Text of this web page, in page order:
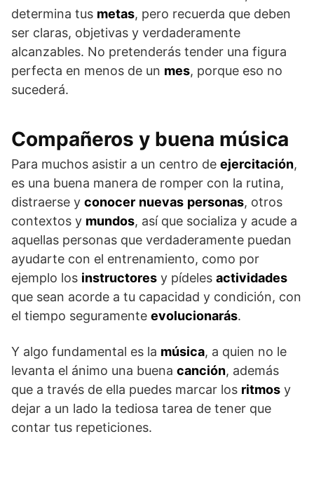
determina tus metas, pero recuerda que deben
ser claras, objetivas y verdaderamente
alcanzables. No pretenderás tender una figura
perfecta en menos de un mes, porque eso no
sucederá.
Compañeros y buena música
Para muchos asistir a un centro de ejercitación,
es una buena manera de romper con la rutina,
distraerse y conocer nuevas personas, otros
contextos y mundos, así que socializa y acude a
aquellas personas que verdaderamente puedan
ayudarte con el entrenamiento, como por
ejemplo los instructores y pídeles actividades
que sean acorde a tu capacidad y condición, con
el tiempo seguramente evolucionarás.
Y algo fundamental es la música, a quien no le
levanta el ánimo una buena canción, además
que a través de ella puedes marcar los ritmos y
dejar a un lado la tediosa tarea de tener que
contar tus repeticiones.